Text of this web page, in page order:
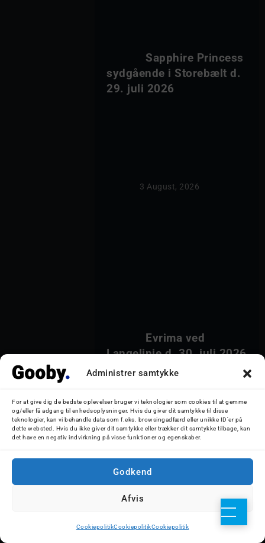
Administrer samtykke
For at give dig de bedste oplevelser bruger vi teknologier som cookies til at gemme
og/eller få adgang til enhedsoplysninger. Hvis du giver dit samtykke til disse
teknologier, kan vi behandle data som f.eks. browsingadfærd eller unikke ID'er på
dette websted. Hvis du ikke giver dit samtykke eller trækker dit samtykke tilbage, kan
det have en negativ indvirkning på visse funktioner og egenskaber.
Godkend
Afvis
CookiepolitikCookiepolitikCookiepolitik
sydgående i Storebælt d.
29. juli 2026
                3 August, 2026
Langelinie d.